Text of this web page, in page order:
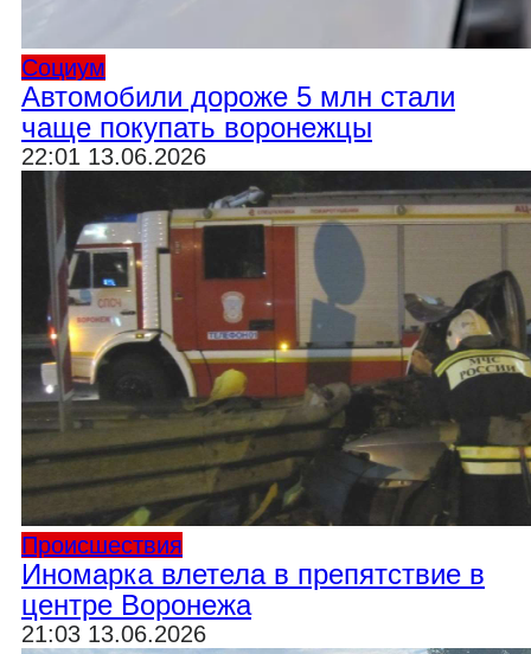
Социум
Автомобили дороже 5 млн стали
чаще покупать воронежцы
22:01 13.06.2026
Происшествия
Иномарка влетела в препятствие в
центре Воронежа
21:03 13.06.2026